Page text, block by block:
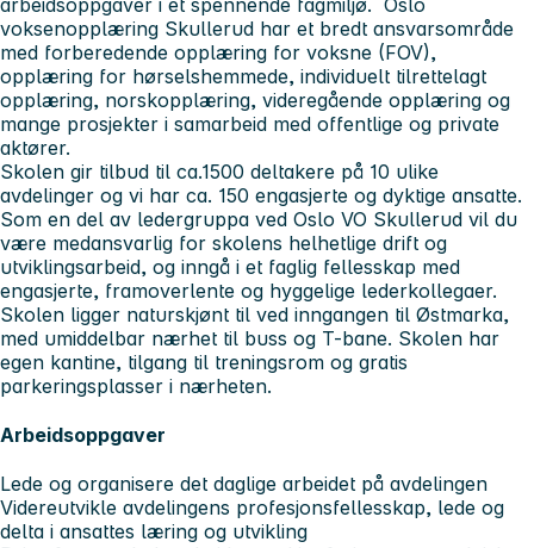
voksenopplæring Skullerud har et bredt ansvarsområde
med forberedende opplæring for voksne (FOV),
opplæring for hørselshemmede, individuelt tilrettelagt
opplæring, norskopplæring, videregående opplæring og
mange prosjekter i samarbeid med offentlige og private
aktører.
Skolen gir tilbud til ca.1500 deltakere på 10 ulike
avdelinger og vi har ca. 150 engasjerte og dyktige ansatte.
Som en del av ledergruppa ved Oslo VO Skullerud vil du
være medansvarlig for skolens helhetlige drift og
utviklingsarbeid, og inngå i et faglig fellesskap med
engasjerte, framoverlente og hyggelige lederkollegaer.
Skolen ligger naturskjønt til ved inngangen til Østmarka,
med umiddelbar nærhet til buss og T-bane. Skolen har
egen kantine, tilgang til treningsrom og gratis
parkeringsplasser i nærheten.
Arbeidsoppgaver
Lede og organisere det daglige arbeidet på avdelingen
Videreutvikle avdelingens profesjonsfellesskap, lede og
delta i ansattes læring og utvikling